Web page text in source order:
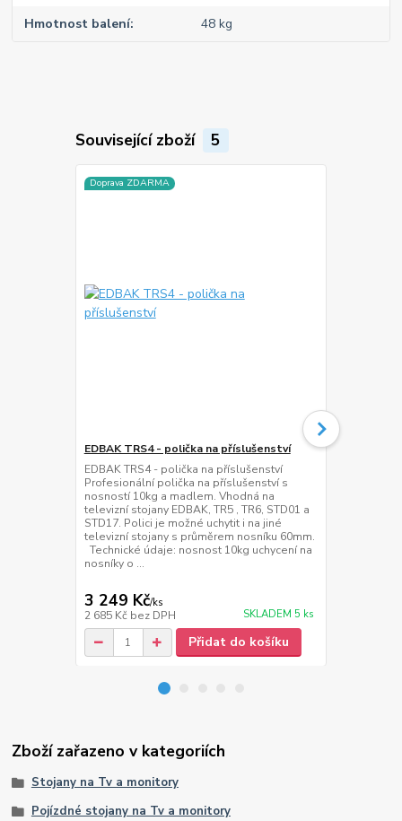
Hmotnost balení 48 kg
Související zboží 5
Doprava ZDARMA
EDBAK TRS4 - polička na příslušenství
EDBAK TRS4 - polička na příslušenství
Profesionální polička na příslušenství s
nosností 10kg a madlem. Vhodná na
televizní stojany EDBAK, TR5 , TR6, STD01 a
STD17. Polici je možné uchytit i na jiné
televizní stojany s průměrem nosníku 60mm.
Technické údaje: nosnost 10kg uchycení na
nosníky o ...
3 249 Kč/ks
2 685 Kč bez DPH SKLADEM 5 ks
Přidat do košíku
Zboží zařazeno v kategoriích
Stojany na Tv a monitory
Pojízdné stojany na Tv a monitory